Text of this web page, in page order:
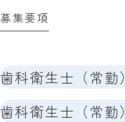
募集要項
歯科衛生士（常勤）
歯科衛生士（常勤）